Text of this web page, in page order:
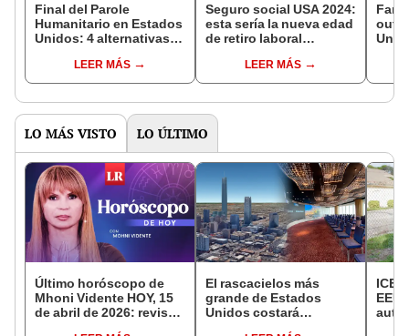
Final del Parole
Humanitario en Estados
Unidos: 4 alternativas
Cuba, Haiti, Venezuela y
Nicaragua
LEER MÁS
Seguro social USA 2024:
esta sería la nueva edad
de retiro laboral
Congreso de Estados
Unidos
LEER MÁS
de
LO MÁS VISTO LO ÚLTIMO
Último horóscopo de
Mhoni Vidente HOY, 15
de abril de 2026: revisa
El rascacielos más
grande de Estados
Unidos costará
ICE